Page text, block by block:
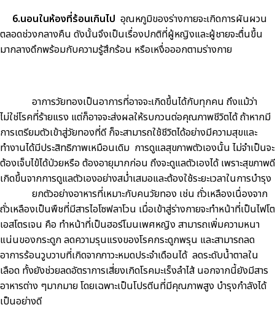
6.นอนในห้องที่ร้อนเกินไป อุณหภูมิของร่างกายจะเกิดการผันผวน
ตลอดช่วงกลางคืน ดังนั้นจึงเป็นเรื่องปกติที่ผู้หญิงและผู้ชายจะตื่นขึ้น
มากลางดึกพร้อมกับความรู้สึกร้อน หรือเหงื่อออกตามร่างกาย
อาการวัยทองเป็นอาการที่อาจจะเกิดขึ้นได้กับทุกคน ถึงแม้ว่า
ไม่ใช่โรคที่ร้ายแรง แต่ก็อาจจะส่งผลให้รบกวนต่อคุณภาพชีวิตได้ ถ้าหากมี
การเตรียมตัวเข้าสู่วัยทองที่ดี ก็จะสามารถใช้ชีวิตได้อย่างมีความสุขและ
ทำงานได้มีประสิทธิภาพเหมือนเดิม การดูแลสุขภาพตัวเองนั้น ไม่จำเป็นจะ
ต้องเจ็บไข้ได้ป่วยหรือ ต้องอายุมากก่อน ถึงจะดูแลตัวเองได้ เพราะสุขภาพดี
เกิดขึ้นจากการดูแลตัวเองอย่างสม่ำเสมอและต้องใช้ระยะเวลาในการบำรุง
ยกตัวอย่างอาหารที่เหมาะกับคนวัยทอง เช่น ถั่วเหลืองเนื่องจาก
ถั่วเหลืองเป็นพืชที่มีสารไอโซฟลาโวน เมื่อเข้าสู่ร่างกายจะทำหน้าที่เป็นไฟโต
เอสโตรเจน คือ ทำหน้าที่เป็นฮอร์โมนเพศหญิง สามารถเพิ่มความหนา
แน่นของกระดูก ลดความรุนแรงของโรคกระดูกพรุน และสามารถลด
อาการร้อนวูบวาบที่เกิดจากภาวะหมดประจำเดือนได้ ลดระดับน้ำตาลใน
เลือด ทั้งยังช่วยลดอัตราการเสี่ยงเกิดโรคมะเร็งลำไส้ นอกจากนี้ยังมีสาร
อาหารต่าง ๆมากมาย โดยเฉพาะเป็นโปรตีนที่มีคุณภาพสูง บำรุงกำลังได้
เป็นอย่างดี